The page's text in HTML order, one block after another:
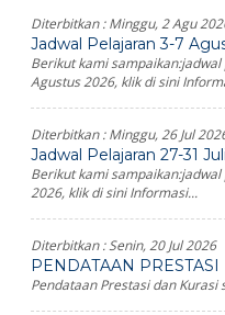
Diterbitkan :Minggu, 2 Agu
Jadwal Pelajaran 3-7
Berikut kami sampaikan:jadwal
Agustus 2026, klik di sini
Diterbitkan :Minggu, 26 Jul
Jadwal Pelajaran 27-31
Berikut kami sampaikan:jadwal
2026, klik di sini Informasi...
Diterbitkan :Senin, 20 Jul 2026
PENDATAAN PRESTASI
Pendataan Prestasi dan